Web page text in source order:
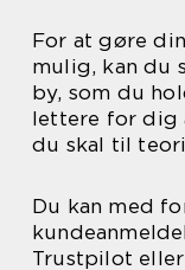
For at gøre
mulig, kan du
by, som du
lettere for dig
du skal til
Du kan med
Trustpilot